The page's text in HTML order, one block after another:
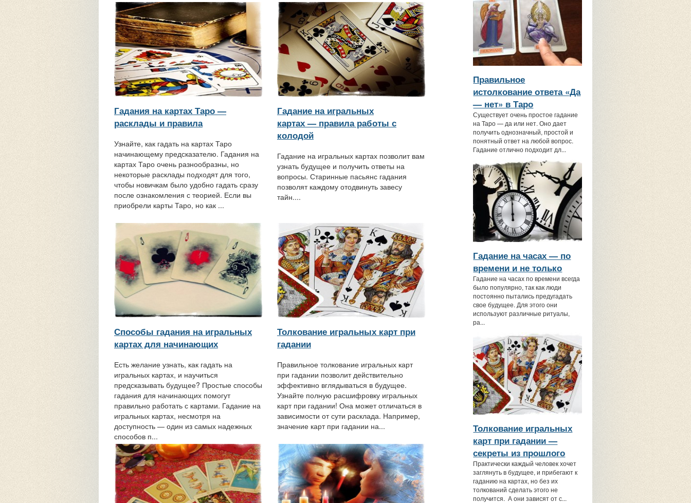
Гадания на картах Таро —
расклады и правила
Узнайте, как гадать на картах Таро
начинающему предсказателю. Гадания на
картах Таро очень разнообразны, но
некоторые расклады подходят для того,
чтобы новичкам было удобно гадать сразу
после ознакомления с теорией. Если вы
приобрели карты Таро, но как ...
Гадание на игральных
картах — правила работы с
колодой
Гадание на игральных картах позволит вам
узнать будущее и получить ответы на
вопросы. Старинные пасьянс гадания
позволят каждому отодвинуть завесу
тайн....
Способы гадания на игральных
картах для начинающих
Есть желание узнать, как гадать на
игральных картах, и научиться
предсказывать будущее? Простые способы
гадания для начинающих помогут
правильно работать с картами. Гадание на
игральных картах, несмотря на
доступность — один из самых надежных
способов п...
Толкование игральных карт при
гадании
Правильное толкование игральных карт
при гадании позволит действительно
эффективно вглядываться в будущее.
Узнайте полную расшифровку игральных
карт при гадании! Она может отличаться в
зависимости от сути расклада. Например,
значение карт при гадании на...
Правильное
истолкование ответа «Да
— нет» в Таро
Существует очень простое гадание
на Таро — да или нет. Оно дает
получить однозначный, простой и
понятный ответ на любой вопрос.
Гадание отлично подходит дл...
Гадание на часах — по
времени и не только
Гадание на часах по времени всегда
было популярно, так как люди
постоянно пытались предугадать
свое будущее. Для этого они
используют различные ритуалы,
ра...
Толкование игральных
карт при гадании —
секреты из прошлого
Практически каждый человек хочет
заглянуть в будущее, и прибегают к
гаданию на картах, но без их
толкований сделать этого не
получится. А они зависят от с...